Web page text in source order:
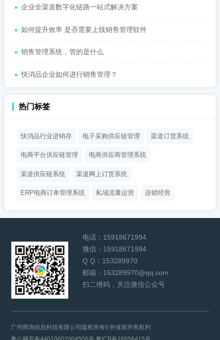
企业全渠道数字化链路一站式解决方案
如何提升效率 是否需要上线销售管理软件
销售管理系统，管的是什么
快消品企业如何进行销售管理？
热门标签
快消品行业进销存 电子采购供应链管理 渠道订货系统
电商平台供应链管理 电商供应商管理系统
渠道供应链系统 渠道网上订货系统
ERP电商订单管理系统 私域流量运营 连锁经营
电话： 15918671994
微信： 15918671994
Q Q： 153289970
邮箱： 153289970@qq.com
扫二维码，关注微信公众号
广州商淘信息科技有限公司版权所有©并保留所有权利